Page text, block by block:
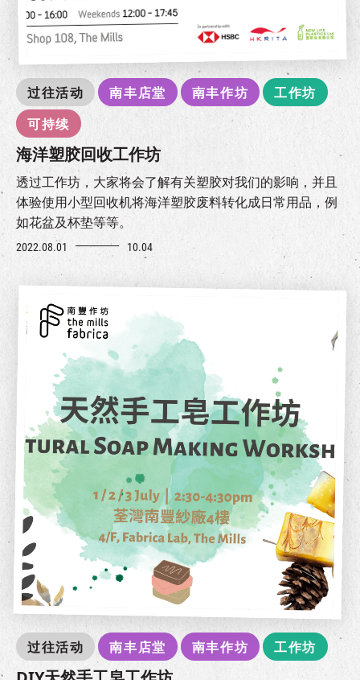
过往活动 南丰店堂 南丰作坊
工作坊
可持续
海洋塑胶回收工作坊
透过工作坊，大家将会了解有关塑胶对我们的影响，并且
体验使用小型回收机将海洋塑胶废料转化成日常用品，例
如花盆及杯垫等等。
2022.08.01 10.04
过往活动 南丰店堂 南丰作坊 工作坊